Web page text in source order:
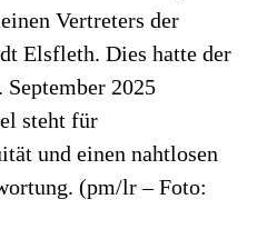
Vertreters der
Elsfleth. Dies hatte der
2025
steht für
und einen nahtlosen
(pm/lr – Foto: